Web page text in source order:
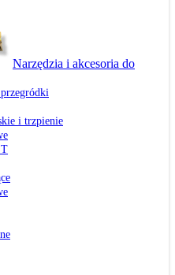
Narzędzia i akcesoria do
i trzpienie